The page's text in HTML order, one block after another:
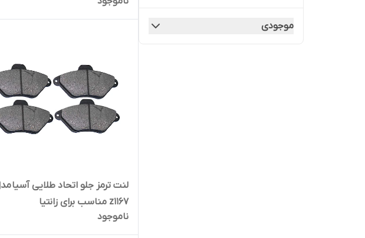
موجودی
لنت ترمز جلو اتحاد طلایی آسیا
z1167 مناسب برای زانتیا
ناموجود